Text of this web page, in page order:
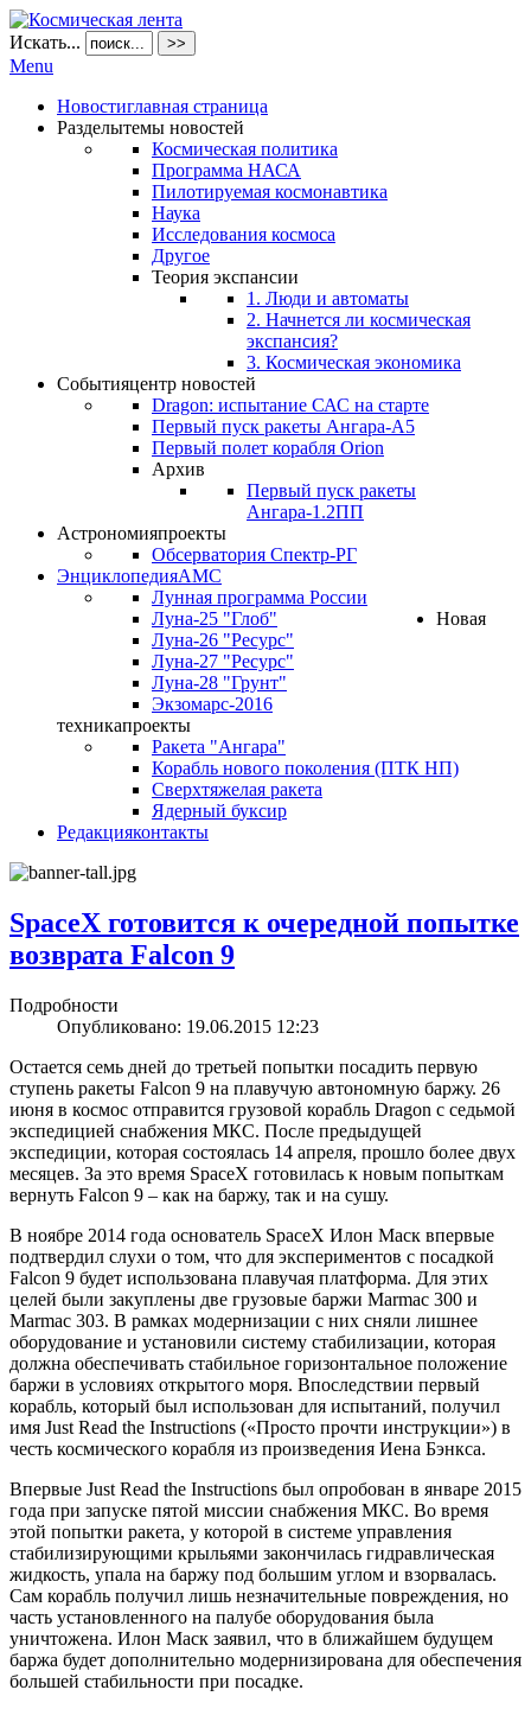
Искать... >>
Menu
Новостиглавная страница
Разделытемы новостей
Космическая политика
Программа НАСА
Пилотируемая космонавтика
Наука
Исследования космоса
Другое
Теория экспансии
1. Люди и автоматы
2. Начнется ли космическая
экспансия?
3. Космическая экономика
Событияцентр новостей
Dragon: испытание САС на старте
Первый пуск ракеты Ангара-А5
Первый полет корабля Orion
Архив
Первый пуск ракеты
Ангара-1.2ПП
Астрономияпроекты
Обсерватория Спектр-РГ
ЭнциклопедияАМС
Лунная программа России
Луна-25 "Глоб"
Луна-26 "Ресурс"
Луна-27 "Ресурс"
Луна-28 "Грунт"
Экзомарс-2016
Новая
техникапроекты
Ракета "Ангара"
Корабль нового поколения (ПТК НП)
Сверхтяжелая ракета
Ядерный буксир
Редакцияконтакты
SpaceX готовится к очередной попытке
возврата Falcon 9
Подробности
Опубликовано: 19.06.2015 12:23
Остается семь дней до третьей попытки посадить первую
ступень ракеты Falcon 9 на плавучую автономную баржу. 26
июня в космос отправится грузовой корабль Dragon с седьмой
экспедицией снабжения МКС. После предыдущей
экспедиции, которая состоялась 14 апреля, прошло более двух
месяцев. За это время SpaceX готовилась к новым попыткам
вернуть Falcon 9 – как на баржу, так и на сушу.
В ноябре 2014 года основатель SpaceX Илон Маск впервые
подтвердил слухи о том, что для экспериментов с посадкой
Falcon 9 будет использована плавучая платформа. Для этих
целей были закуплены две грузовые баржи Marmac 300 и
Marmac 303. В рамках модернизации с них сняли лишнее
оборудование и установили систему стабилизации, которая
должна обеспечивать стабильное горизонтальное положение
баржи в условиях открытого моря. Впоследствии первый
корабль, который был использован для испытаний, получил
имя Just Read the Instructions («Просто прочти инструкции») в
честь космического корабля из произведения Иена Бэнкса.
Впервые Just Read the Instructions был опробован в январе 2015
года при запуске пятой миссии снабжения МКС. Во время
этой попытки ракета, у которой в системе управления
стабилизирующими крыльями закончилась гидравлическая
жидкость, упала на баржу под большим углом и взорвалась.
Сам корабль получил лишь незначительные повреждения, но
часть установленного на палубе оборудования была
уничтожена. Илон Маск заявил, что в ближайшем будущем
баржа будет дополнительно модернизирована для обеспечения
большей стабильности при посадке.